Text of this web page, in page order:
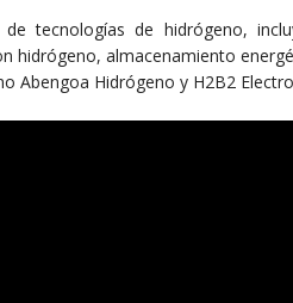
tecnologías de hidrógeno,
hidrógeno, almacenamiento
Abengoa Hidrógeno y H2B2